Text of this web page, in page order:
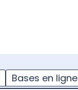
Bases en ligne